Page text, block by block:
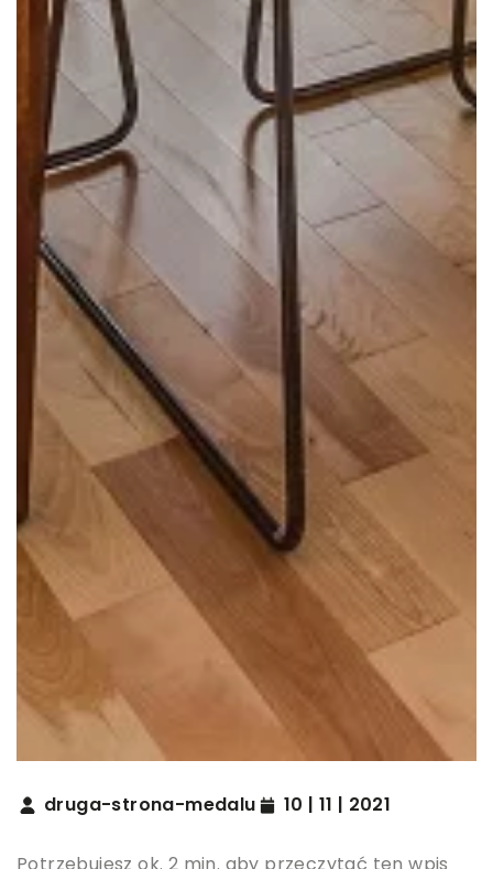
druga-strona-medalu 10 | 11 | 2021
Potrzebujesz ok. 2 min. aby przeczytać ten wpis